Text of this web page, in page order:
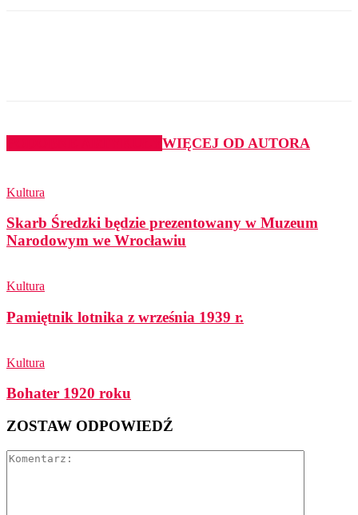
WIĘCEJ OD AUTORA
Kultura
Skarb Średzki będzie prezentowany w Muzeum
Narodowym we Wrocławiu
Kultura
Pamiętnik lotnika z września 1939 r.
Kultura
Bohater 1920 roku
ZOSTAW ODPOWIEDŹ